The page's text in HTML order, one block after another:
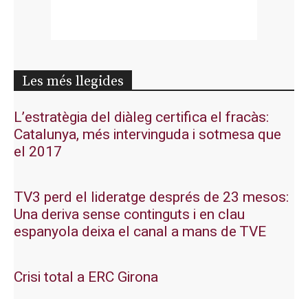
Les més llegides
L’estratègia del diàleg certifica el fracàs:
Catalunya, més intervinguda i sotmesa que
el 2017
TV3 perd el lideratge després de 23 mesos:
Una deriva sense continguts i en clau
espanyola deixa el canal a mans de TVE
Crisi total a ERC Girona